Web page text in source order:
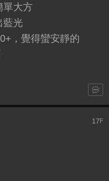
單大方
藍光
，覺得蠻安靜的
17 F